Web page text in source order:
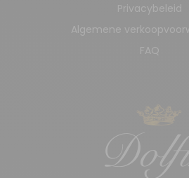
Privacybeleid
Algemene
FAQ